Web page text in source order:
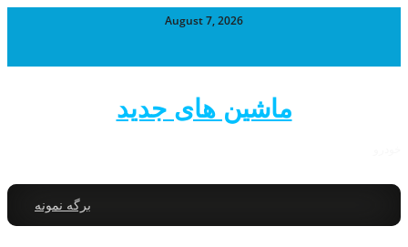
August 7, 2026
ماشین های جدید
برگه نمونه